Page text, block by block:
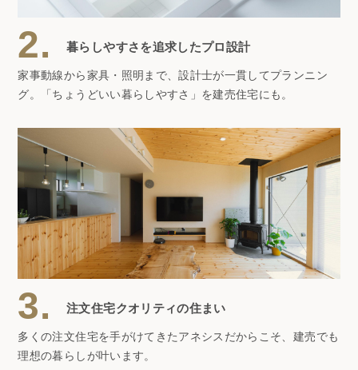
2. 暮らしやすさを追求したプロ設計
家事動線から家具・照明まで、設計士が一貫してプランニン
グ。「ちょうどいい暮らしやすさ」を建売住宅にも。
3. 注文住宅クオリティの住まい
多くの注文住宅を手がけてきたアネシスだからこそ、建売でも
理想の暮らしが叶います。